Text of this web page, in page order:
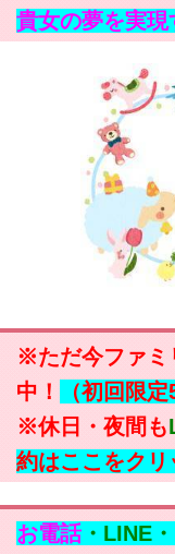
貴女の夢を実現
※ただ今ファミ
中！
（初回限定
※休日・夜間も
約はここをクリ
お電話 ・LINE・